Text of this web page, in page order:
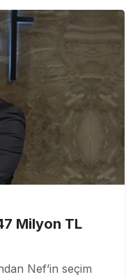
Milyon TL
Nef’in seçim